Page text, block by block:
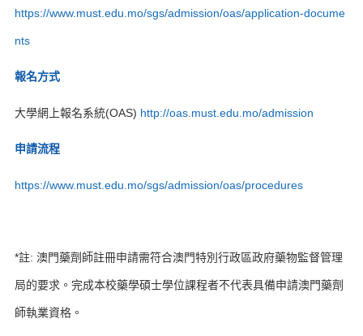
https://www.must.edu.mo/sgs/admission/oas/application-docume
nts
報名方式
大學網上報名系統(OAS) http://oas.must.edu.mo/admission
申請流程
https://www.must.edu.mo/sgs/admission/oas/procedures
*註: 澳門藥劑師註冊申請需符合澳門特別行政區政府藥物監督管理
局的要求。完成本校藥學碩士學位課程者不代表具備申請澳門藥劑
師執業資格。